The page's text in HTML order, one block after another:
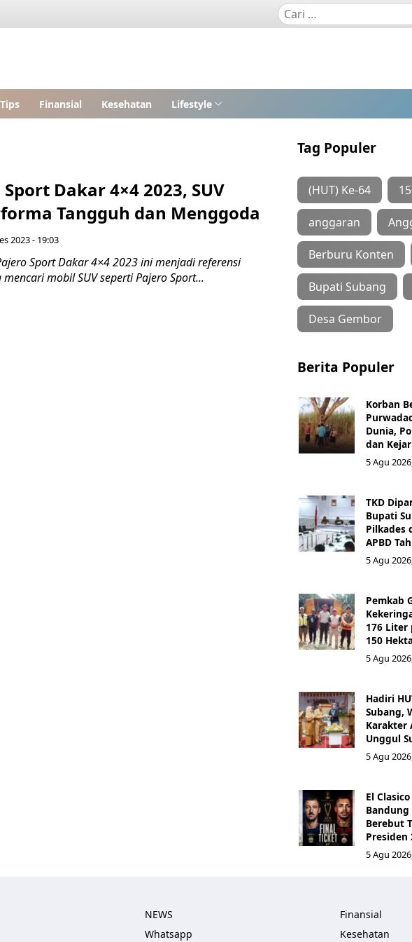
Finansial Kesehatan Lifestyle
Dakar 4×4 2023, SUV
Tangguh dan Menggoda
2023 - 19:03
Sport Dakar 4×4 2023 ini menjadi referensi
mobil SUV seperti Pajero Sport...
Tag Populer
(HUT) Ke-64
anggaran
Berburu Konten
Bupati Subang
Desa Gembor
Berita Populer
Korban
Dunia,
dan
5 Agu
TKD
Bupati
Pilkades
APBD
5 Agu
Pemkab
176 Liter
150
5 Agu
Hadiri
Subang,
Karakter
Unggul
5 Agu
El
Bandung
Berebut
Presiden
5 Agu
NEWS
Whatsapp
Finansial
Kesehatan